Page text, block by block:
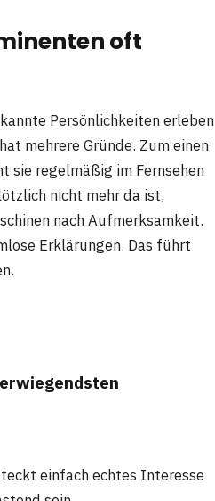
oft
Persönlichkeiten erleben
mehrere Gründe. Zum einen
sie regelmäßig im Fernsehen
nicht mehr da ist,
nach Aufmerksamkeit.
Erklärungen. Das führt
einfach echtes Interesse